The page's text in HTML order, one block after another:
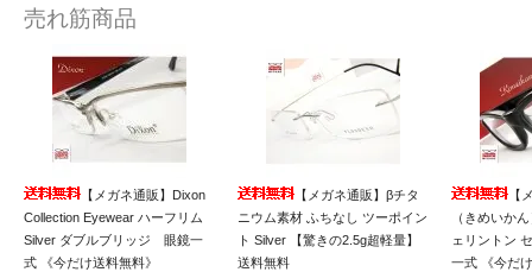
売れ筋商品
【メガネ通販】Dixon
Collection Eyewear ハーフリム
Silver ダブルブリッジ 眼鏡一
式 《今だけ送料無料》
【メガネ通販】βチタ
ニウム素材 ふちなし ツーポイン
ト Silver 【驚きの2.5g超軽量】
送料無料
【
（きめいか
ェリントン
一式 《今だ